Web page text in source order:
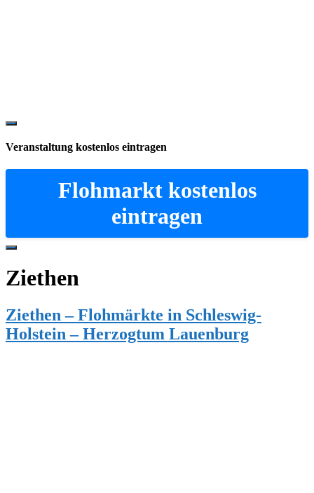
Show
Content
Veranstaltung kostenlos eintragen
Flohmarkt kostenlos
eintragen
Hide
Content
Ziethen
Ziethen – Flohmärkte in Schleswig-
Holstein – Herzogtum Lauenburg